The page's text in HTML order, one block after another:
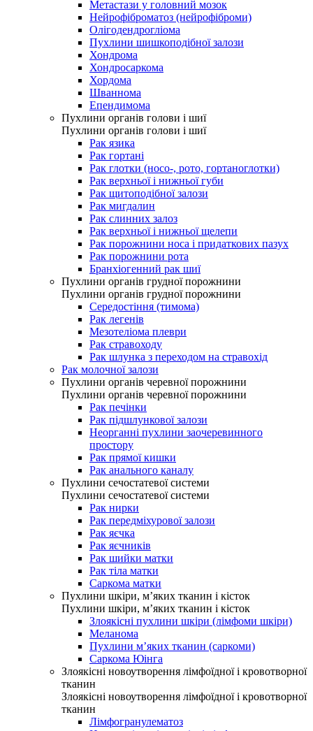
Метастази у головний мозок
Нейрофіброматоз (нейрофіброми)
Олігодендрогліома
Пухлини шишкоподібної залози
Хондрома
Хондросаркома
Хордома
Шваннома
Епендимома
Пухлини органів голови і шиї
Пухлини органів голови і шиї
Рак язика
Рак гортані
Рак глотки (носо-, рото, гортаноглотки)
Рак верхньої і нижньої губи
Рак щитоподібної залози
Рак мигдалин
Рак слинних залоз
Рак верхньої і нижньої щелепи
Рак порожнини носа і придаткових пазух
Рак порожнини рота
Бранхіогенний рак шиї
Пухлини органів грудної порожнини
Пухлини органів грудної порожнини
Середостіння (тимома)
Рак легенів
Мезотеліома плеври
Рак стравоходу
Рак шлунка з переходом на стравохід
Рак молочної залози
Пухлини органів черевної порожнини
Пухлини органів черевної порожнини
Рак печінки
Рак підшлункової залози
Неорганні пухлини заочеревинного
простору
Рак прямої кишки
Рак анального каналу
Пухлини сечостатевої системи
Пухлини сечостатевої системи
Рак нирки
Рак передміхурової залози
Рак яєчка
Рак яєчників
Рак шийки матки
Рак тіла матки
Саркома матки
Пухлини шкіри, м’яких тканин і кісток
Пухлини шкіри, м’яких тканин і кісток
Злоякісні пухлини шкіри (лімфоми шкіри)
Меланома
Пухлини м’яких тканин (саркоми)
Саркома Юінга
Злоякісні новоутворення лімфоїдної і кровотворної
тканин
Злоякісні новоутворення лімфоїдної і кровотворної
тканин
Лімфогранулематоз